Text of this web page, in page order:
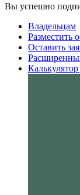
Вы успешно
Владельцам
Разместить
Оставить